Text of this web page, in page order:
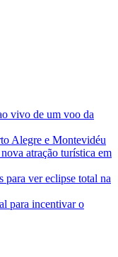
vivo de um voo da
Alegre e Montevidéu
atração turística em
ver eclipse total na
para incentivar o